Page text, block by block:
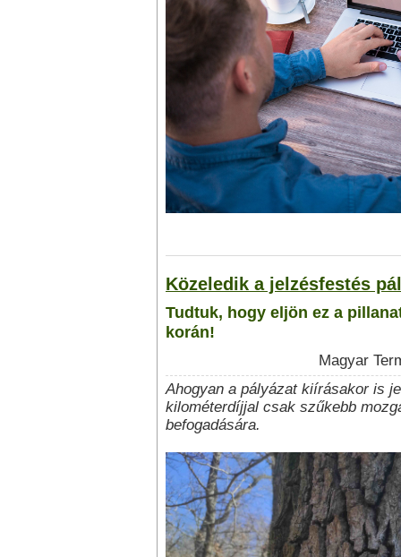
Közeledik a jelzésfestés
Tudtuk, hogy eljön ez a
korán!
Magyar
Ahogyan a pályázat kiírásakor is
kilométerdíjjal csak szűkebb
befogadására.